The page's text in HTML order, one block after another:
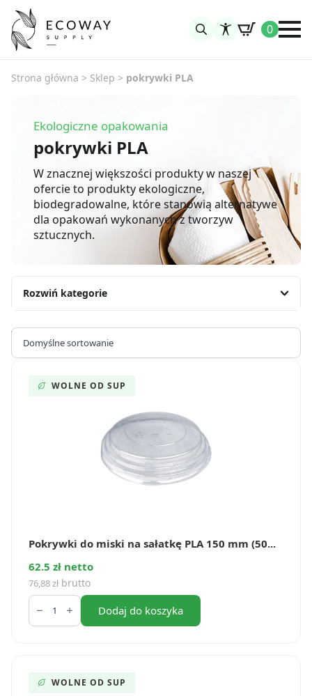
0
Strona główna > Sklep > pokrywki PLA
Ekologiczne opakowania
pokrywki PLA
W znacznej większości produkty w naszej
ofercie to produkty ekologiczne,
biodegradowalne, które stanowią alternatywe
dla opakowań wykonanych z tworzyw
sztucznych.
Rozwiń kategorie
Wyświetlanie wszystkich wyników: 3
WOLNE OD SUP
Pokrywki do miski na sałatkę PLA 150 mm (50...
62.5 zł netto
76,88zł brutto
ilość
Pokrywki
do
150
mm
Dodaj do koszyka
WOLNE OD SUP